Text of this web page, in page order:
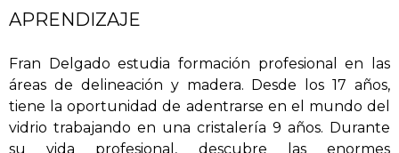
Habiendo comenzado sus andanzas en el mundo del
APRENDIZAJE
Fran Delgado estudia formación profesional en las
áreas de delineación y madera. Desde los 17 años,
tiene la oportunidad de adentrarse en el mundo del
vidrio trabajando en una cristalería 9 años. Durante
su vida profesional, descubre las enormes